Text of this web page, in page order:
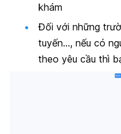
khám
Đối với những
tuyến…, nếu có
theo yêu cầu thì